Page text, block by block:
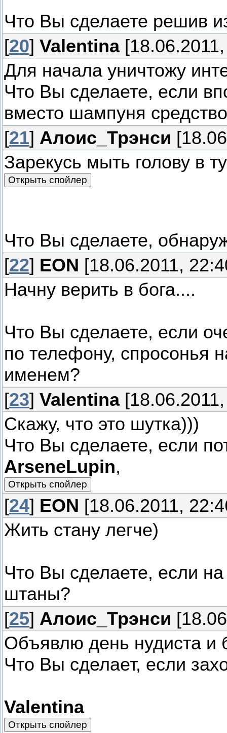
Что Вы сделаете решив
[20] Valentina
Для начала уничтожу
Что Вы сделаете, если
вместо шампуня
[21] Алоис_Трэнси
Зарекусь мыть голову в
Что Вы сделаете,
[22] EON [18.06.2011,
Начну верить в бога....
Что Вы сделаете, если
по телефону, спросонья
именем?
[23] Valentina
Скажу, что это шутка)))
Что Вы сделаете, если
ArseneLupin,
[24] EON [18.06.2011,
Жить стану легче)
Что Вы сделаете, если
штаны?
[25] Алоис_Трэнси
Объявлю день нудиста и
Что Вы сделает, если
Valentina